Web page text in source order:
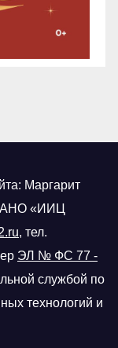
Маргарит
АНО «ИИЦ
, тел.
ЭЛ № ФС 77 -
службой по
технологий и